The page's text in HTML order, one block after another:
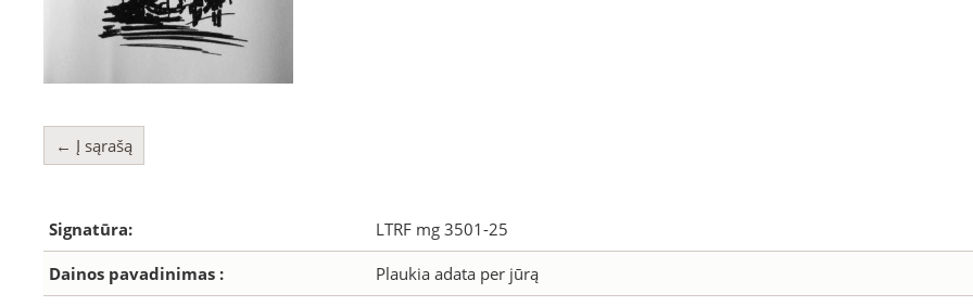
← Į sąrašą
Signatūra: LTRF mg 3501-25
Dainos pavadinimas : Plaukia adata per jūrą